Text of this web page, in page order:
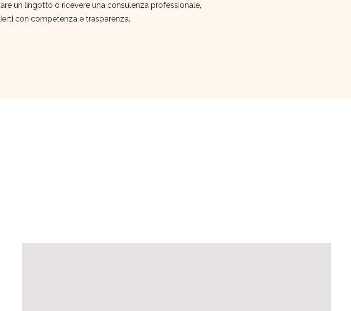
un lingotto o ricevere una consulenza professionale,
con competenza e trasparenza.